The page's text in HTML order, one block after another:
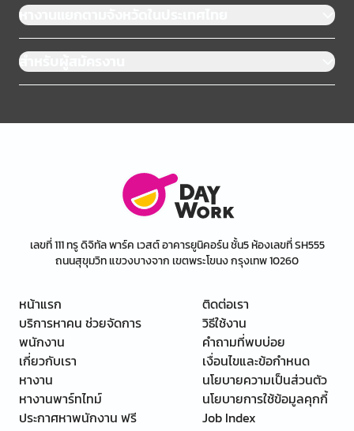
หางานแยกตามจังหวัดในประเทศไทย
สำหรับผู้สมัครงาน
เลขที่ 111 ทรู ดิจิทัล พาร์ค เวสต์ อาคารยูนิคอร์น ชั้น5 ห้องเลขที่ SH555
ถนนสุขุมวิท แขวงบางจาก เขตพระโขนง กรุงเทพ 10260
หน้าแรก
บริการหาคน ช่วยจัดการ
พนักงาน
เกี่ยวกับเรา
หางาน
หางานพาร์ทไทม์
ประกาศหาพนักงาน ฟรี
ติดต่อเรา
วิธีใช้งาน
คำถามที่พบบ่อย
เงื่อนไขและข้อกำหนด
นโยบายความเป็นส่วนตัว
นโยบายการใช้ข้อมูลคุกกี้
Job Index